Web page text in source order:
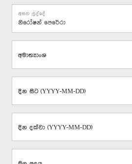
නිරෝෂන් පෙරේරා
අසන ලද්දේ
අමාත්‍යාංශ
දින සිට (YYYY-MM-DD)
දින දක්වා (YYYY-MM-DD)